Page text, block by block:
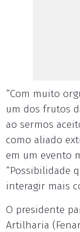
“Com muito
um dos frutos
ao sermos
como aliado
em um evento
“Possibilidade
interagir mais
O presidente
Artilharia